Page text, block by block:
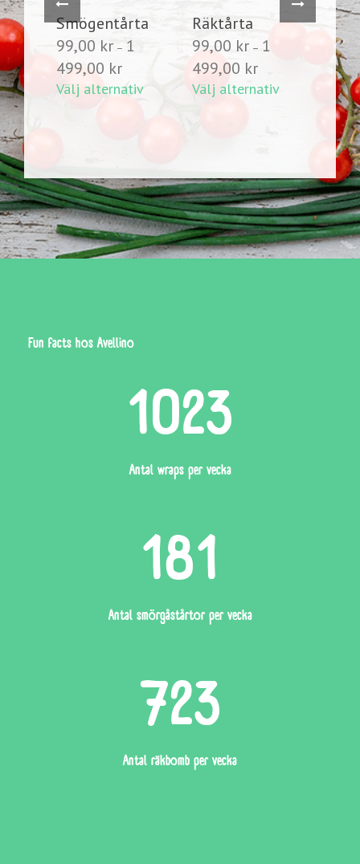
kr
kr
Smögentårta
99,00 kr – 1
499,00 krPrisintervall:
till
Välj alternativ
Räktårta
99,00 kr – 1
499,00 krPrisintervall:
till
Välj alternativ
Fun facts hos Avellino
1023
Antal wraps per vecka
181
Antal smörgåstårtor per vecka
723
Antal räkbomb per vecka